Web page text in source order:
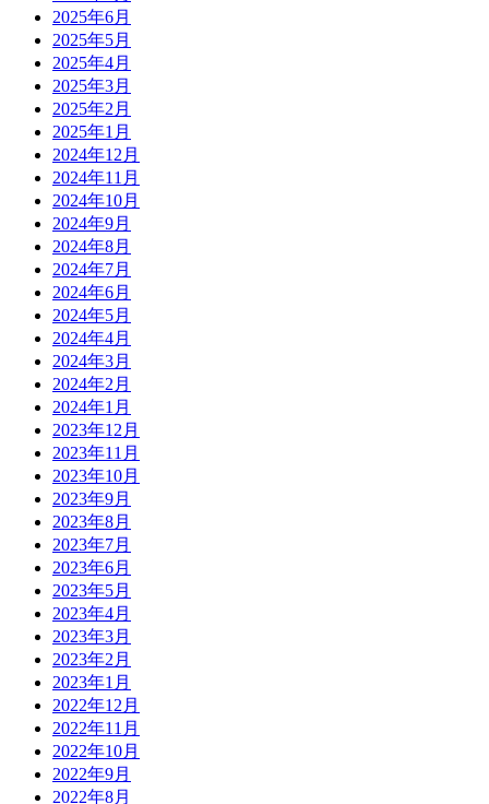
2025年6月
2025年5月
2025年4月
2025年3月
2025年2月
2025年1月
2024年12月
2024年11月
2024年10月
2024年9月
2024年8月
2024年7月
2024年6月
2024年5月
2024年4月
2024年3月
2024年2月
2024年1月
2023年12月
2023年11月
2023年10月
2023年9月
2023年8月
2023年7月
2023年6月
2023年5月
2023年4月
2023年3月
2023年2月
2023年1月
2022年12月
2022年11月
2022年10月
2022年9月
2022年8月